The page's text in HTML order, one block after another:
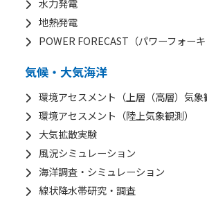
2023年
2022年
2021年
2020年
企業情報
メッセージ
会社概要
地熱発電
POWER FORECAST（パワーフォーキ
気候・大気海洋
環境アセスメント（上層（高層）気象
環境アセスメント（陸上気象観測）
大気拡散実験
風況シミュレーション
海洋調査・シミュレーション
線状降水帯研究・調査